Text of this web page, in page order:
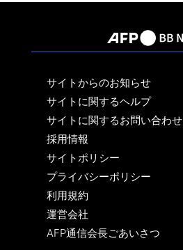
サイトからのお知らせ
サイトに関するヘルプ
サイトに関するお問い合わせ
採用情報
サイトポリシー
プライバシーポリシー
利用規約
運営会社
AFP通信会長ごあいさつ